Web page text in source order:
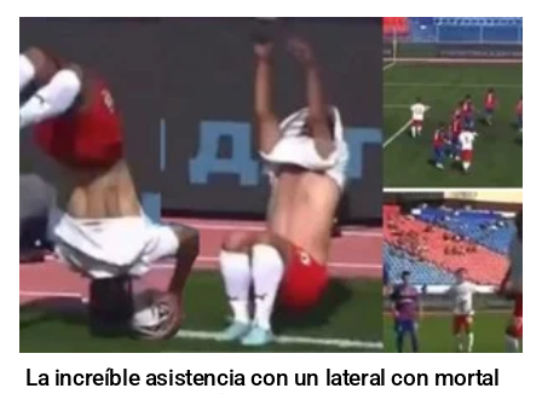
La increíble asistencia con un lateral con mortal